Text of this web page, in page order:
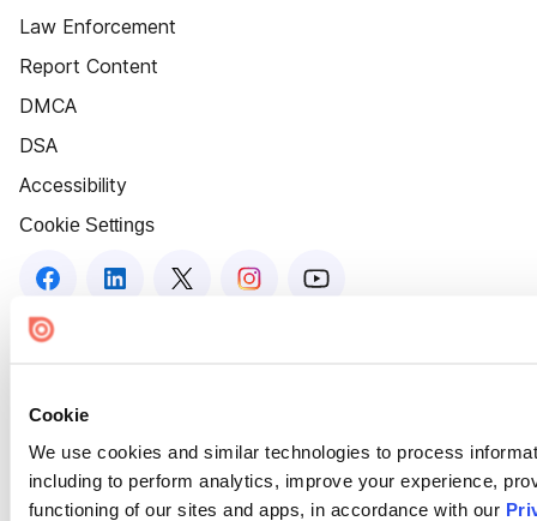
Cookie
We use cookies and similar technologies to process
including to perform analytics, improve your experience,
functioning of our sites and apps, in accordance with our
Law Enforcement
Report Content
DMCA
DSA
Accessibility
Cookie Settings